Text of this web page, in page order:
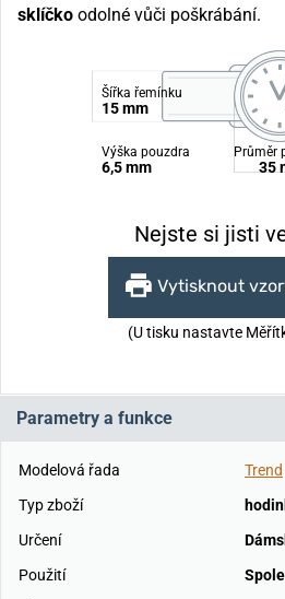
sklíčko odolné vůči poškrábání.
Šířka řemínku
15 mm
Výška pouzdra
6,5 mm
Průměr
35
Nejste si jisti
Vytisknout
(U tisku nastavte
Parametry a funkce
Modelová řada
Trend
Typ zboží
Určení
Použití